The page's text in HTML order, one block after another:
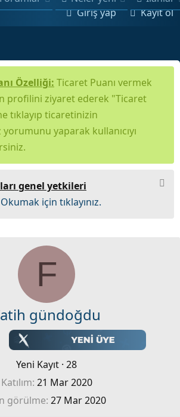
Giriş yap Kayıt ol
Özelliği: Ticaret Puanı vermek
profilini ziyaret ederek "Ticaret
tıklayıp ticaretinizin
yaparak kullanıcıyı
genel yetkileri
Okumak için tıklayınız.
F
gündoğdu
Yeni Kayıt · 28
Katılım 21 Mar 2020
görülme 27 Mar 2020